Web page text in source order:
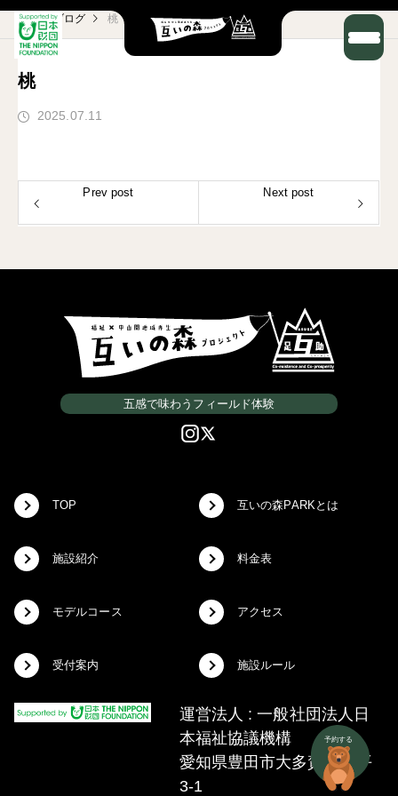
ブログ 桃
桃
2025.07.11
Prev post Next post
五感で味わうフィールド体験
運営法人 : 一般社団法人日
本福祉協議機構
愛知県豊田市大多賀町下平
3-1
TOP 互いの森PARKとは
施設紹介 料金表
モデルコース アクセス
受付案内 施設ルール